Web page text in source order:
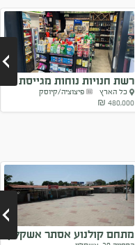
רשת חנויות נוחות מגייסת
זכיינים
כל הארץ
פיצוציה/קיוסק
480,000 ₪
מתחם קולנוע אסתר אשקלון